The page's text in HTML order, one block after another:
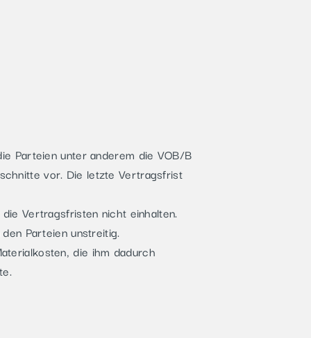
Parteien unter anderem die VOB/B
vor. Die letzte Vertragsfrist
Vertragsfristen nicht einhalten.
Parteien unstreitig.
die ihm dadurch